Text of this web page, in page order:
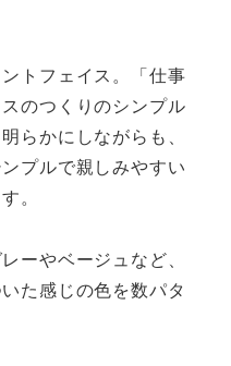
トフェイス。「仕事
のつくりのシンプル
らかにしながらも、
プルで親しみやすい
。
ーやベージュなど、
た感じの色を数パタ